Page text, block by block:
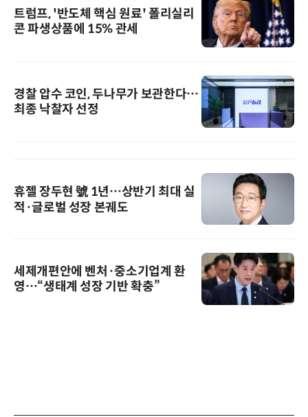
트럼프, '반도체 핵심 원료' 폴리실리
콘 파생상품에 15% 관세
경찰 압수 코인, 두나무가 보관한다…
최종 낙찰자 선정
휴젤 장두현 號 1년…상반기 최대 실
적·글로벌 성장 본궤도
세제개편안에 벤처·중소기업계 환
영…“생태계 성장 기반 확충”